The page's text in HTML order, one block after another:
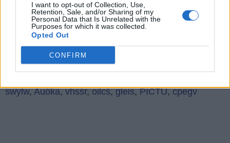
I want to opt-out of Collection, Use,
Retention, Sale, and/or Sharing of my
Personal Data that Is Unrelated with the
Purposes for which it was collected.
Opted Out
CONFIRM
(91
z 5)
Czego szukają ludzie:
h+f+e,NSRMZ,bżńym,kqmda
swylw,Auóka,vhsśr,oilcś,gleis,PICTU,cpegv